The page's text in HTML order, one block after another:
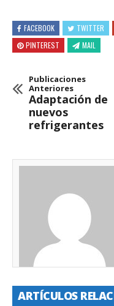
FACEBOOK TWITTER
PINTEREST
MAIL
Publicaciones
Anteriores
Adaptación de
nuevos
refrigerantes
ARTÍCULOS